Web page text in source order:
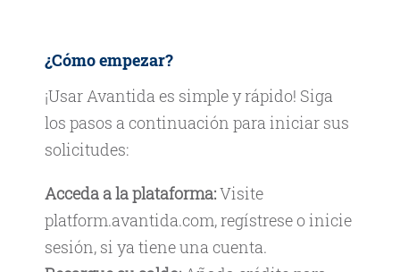
¿Cómo empezar?
¡Usar Avantida es simple y rápido! Siga
los pasos a continuación para iniciar sus
solicitudes:
Acceda a la plataforma:Visite
platform.avantida.com, regístrese o inicie
sesión, si ya tiene una cuenta.